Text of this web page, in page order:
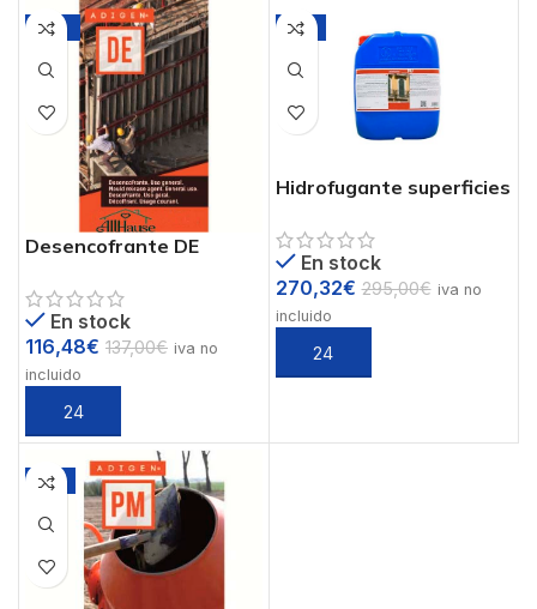
-15%
Desencofrante DE
En stock
116,48€ 137,00€ iva no
incluido
-8%
Hidrofugante superficies
En stock
270,32€ 295,00€ iva no
incluido
-8%